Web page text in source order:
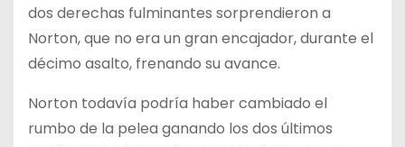
dos derechas fulminantes sorprendieron a
Norton, que no era un gran encajador, durante el
décimo asalto, frenando su avance.
Norton todavía podría haber cambiado el
rumbo de la pelea ganando los dos últimos